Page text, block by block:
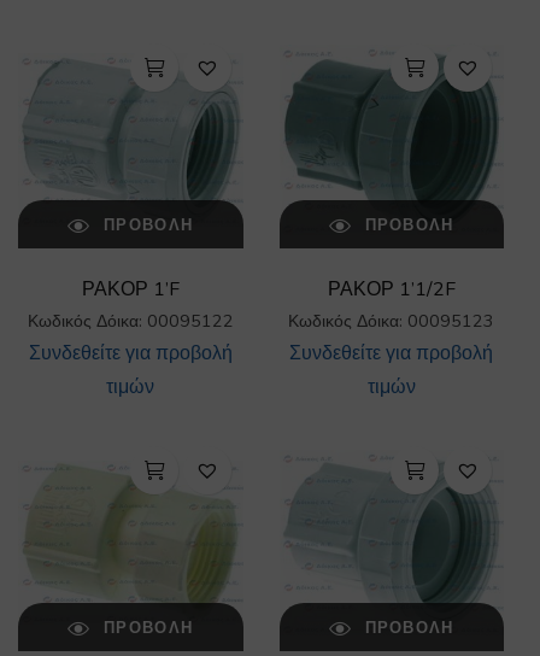
ΠΡΟΒΟΛΉ
ΡΑΚΟΡ 1’F
Κωδικός Δόικα: 00095122
Συνδεθείτε για προβολή
τιμών
ΠΡΟΒΟΛΉ
ΡΑΚΟΡ 1’1/2F
Κωδικός Δόικα: 00095123
Συνδεθείτε για προβολή
τιμών
ΠΡΟΒΟΛΉ ΠΡΟΒΟΛΉ